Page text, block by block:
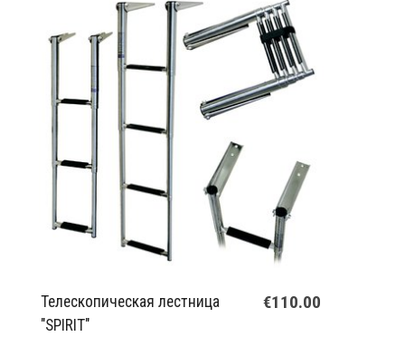
Телескопическая лестница
"SPIRIT"
€110.00